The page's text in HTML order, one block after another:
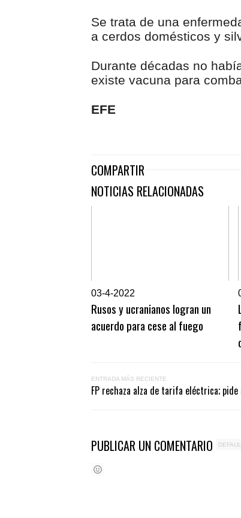
Se trata de una
a cerdos domésticos y
Durante décadas no
existe vacuna para
EFE
COMPARTIR
NOTICIAS RELACIONADAS
03-4-2022
Rusos y ucranianos logran un
acuerdo para cese al fuego
ENTRADA MÁS RECIENTE
FP rechaza alza de tarifa eléctrica;
PUBLICAR UN COMENTARIO